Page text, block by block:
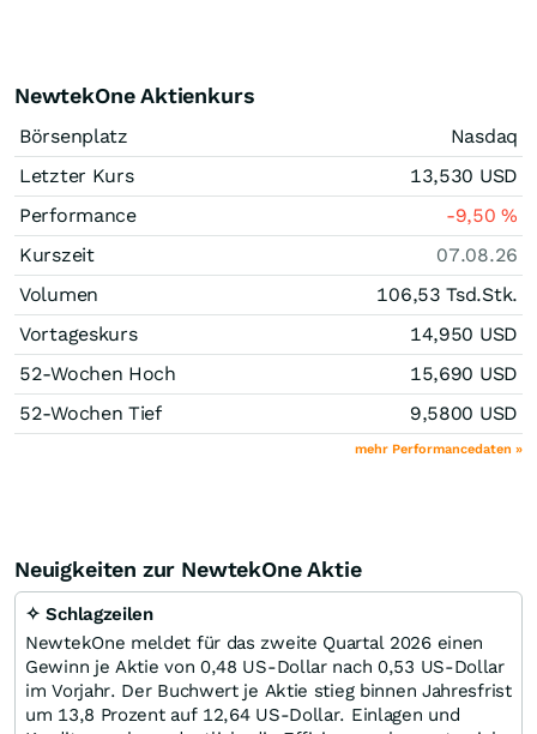
NewtekOne Aktienkurs
Börsenplatz
Nasdaq
Letzter Kurs
13,530 USD
Performance
-9,50%
Kurszeit
07.08.26
Volumen
106,53 Tsd.Stk.
Vortageskurs
14,950 USD
52-Wochen Hoch
15,690 USD
52-Wochen Tief
9,5800 USD
mehr Performancedaten »
Neuigkeiten zur NewtekOne Aktie
✧ Schlagzeilen
NewtekOne meldet für das zweite Quartal 2026 einen
Gewinn je Aktie von 0,48 US-Dollar nach 0,53 US-Dollar
im Vorjahr. Der Buchwert je Aktie stieg binnen Jahresfrist
um 13,8 Prozent auf 12,64 US-Dollar. Einlagen und